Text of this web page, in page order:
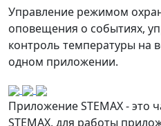
Управление режимом
оповещения о событиях,
контроль температуры на
одном приложении.
Приложение STEMAX - это
STEMAX, для работы